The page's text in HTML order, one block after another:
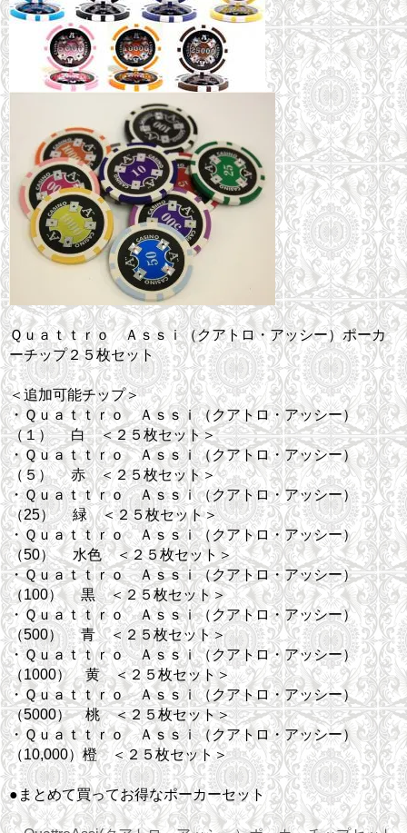
Ｑｕａｔｔｒｏ Ａｓｓｉ（クアトロ・アッシー）ポーカ
ーチップ２５枚セット
＜追加可能チップ＞
・Ｑｕａｔｔｒｏ Ａｓｓｉ（クアトロ・アッシー）
（１） 白 ＜２５枚セット＞
・Ｑｕａｔｔｒｏ Ａｓｓｉ（クアトロ・アッシー）
（５） 赤 ＜２５枚セット＞
・Ｑｕａｔｔｒｏ Ａｓｓｉ（クアトロ・アッシー）
（25） 緑 ＜２５枚セット＞
・Ｑｕａｔｔｒｏ Ａｓｓｉ（クアトロ・アッシー）
（50） 水色 ＜２５枚セット＞
・Ｑｕａｔｔｒｏ Ａｓｓｉ（クアトロ・アッシー）
（100） 黒 ＜２５枚セット＞
・Ｑｕａｔｔｒｏ Ａｓｓｉ（クアトロ・アッシー）
（500） 青 ＜２５枚セット＞
・Ｑｕａｔｔｒｏ Ａｓｓｉ（クアトロ・アッシー）
（1000） 黄 ＜２５枚セット＞
・Ｑｕａｔｔｒｏ Ａｓｓｉ（クアトロ・アッシー）
（5000） 桃 ＜２５枚セット＞
・Ｑｕａｔｔｒｏ Ａｓｓｉ（クアトロ・アッシー）
（10,000）橙 ＜２５枚セット＞
●まとめて買ってお得なポーカーセット